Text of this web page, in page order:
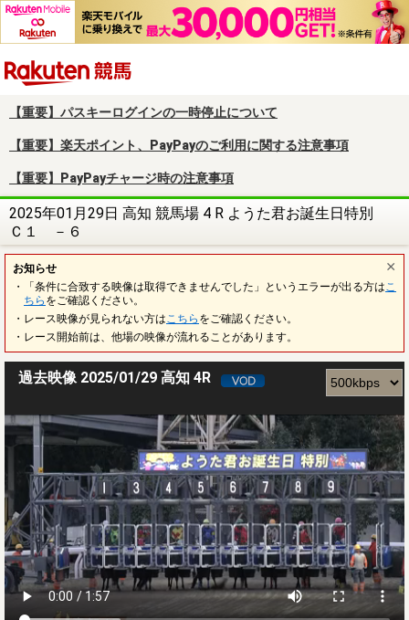
【重要】パスキーログインの一時停止について
【重要】楽天ポイント、PayPayのご利用に関する注意事項
【重要】PayPayチャージ時の注意事項
2025年01月29日 高知 競馬場 4 R ようた君お誕生日特別
Ｃ１ －６
お知らせ
・「条件に合致する映像は取得できませんでした」というエラーが出る方は こ
ちら をご確認ください。
・レース映像が見られない方は こちら をご確認ください。
・レース開始前は、他場の映像が流れることがあります。
過去映像 2025/01/29 高知 4R